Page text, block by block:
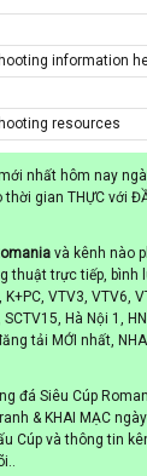
information
resources
nhất hôm nay
gian THỰC với
và kênh nào
thuật trực tiếp, bình
VTV3, VTV6,
Hà Nội 1,
tải MỚI nhất,
đá Siêu Cúp
& KHAI MẠC
Cúp và thông tin